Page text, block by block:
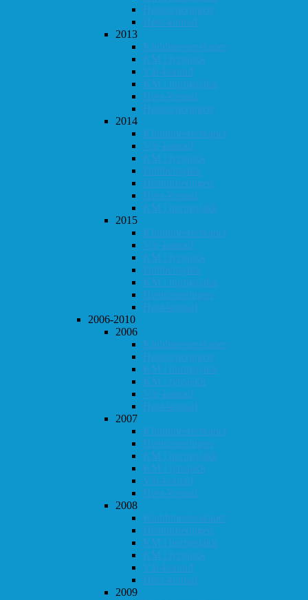
Høstturneringen
Høst-konrad
2013
Klubbmesterskapet
KM i lynsjakk
Vår-konrad
KM i hurtigsjakk
Høst-konrad
Høstturneringen
2014
Klubbmesterskapet
Vår-konrad
KM i lynsjakk
Dobbeltsjakk
Høstturneringen
Høst-konrad
KM i hurtigsjakk
2015
Klubbmesterskapet
Vår-konrad
KM i lynsjakk
Dobbeltsjakk
KM i hurtigsjakk
Høstturneringen
Høst-konrad
2006-2010
2006
Klubbmesterskapet
Høstturneringen
KM i hurtigsjakk
KM i lynsjakk
Vår-konrad
Høst-konrad
2007
Klubbmesterskapet
Høstturneringen
KM i hurtigsjakk
KM i lynsjakk
Vår-konrad
Høst-konrad
2008
Klubbmesterskapet
Høstturneringen
KM i hurtigsjakk
KM i lynsjakk
Vår-konrad
Høst-konrad
2009